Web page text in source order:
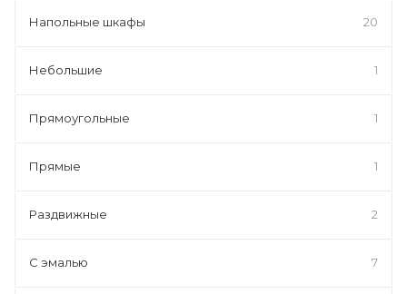
Напольные шкафы 20
Небольшие 1
Прямоугольные 1
Прямые 1
Раздвижные 2
С эмалью 7